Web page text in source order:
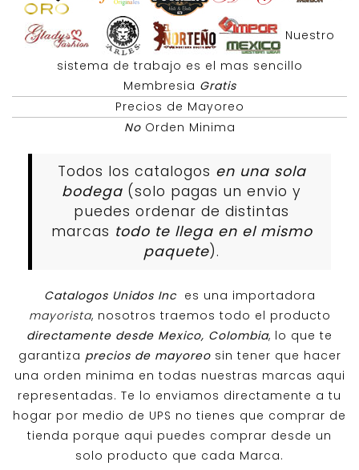
Nuestro
sistema de trabajo es el mas sencillo
Membresia Gratis
Precios de Mayoreo
NoOrden Minima
Todos los catalogos en una sola
bodega (solo pagas un envio y
puedes ordenar de distintas
marcas todo te llega en el mismo
paquete).
Catalogos Unidos Inc es una importadora
mayorista, nosotros traemos todo el producto
directamente desde Mexico, Colombia, lo que te
garantiza precios de mayoreosin tener que hacer
una orden minima en todas nuestras marcas aqui
representadas. Te lo enviamos directamente a tu
hogar por medio de UPS no tienes que comprar de
tienda porque aqui puedes comprar desde un
solo producto que cada Marca.